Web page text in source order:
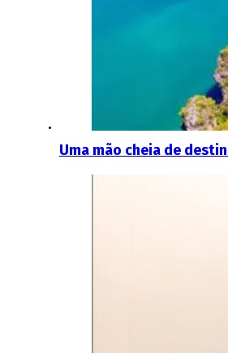
Uma mão cheia de